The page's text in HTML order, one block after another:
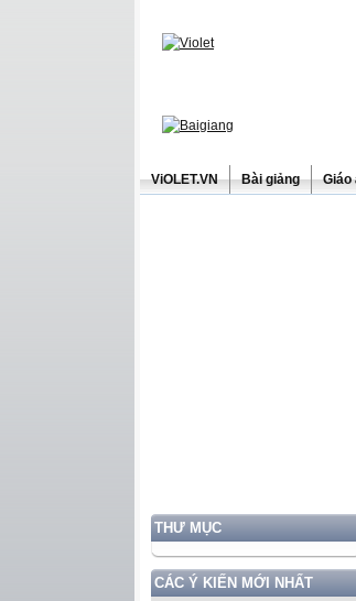
ViOLET.VN Bài giảng Giáo
THƯ MỤC
CÁC Ý KIẾN MỚI NHẤT